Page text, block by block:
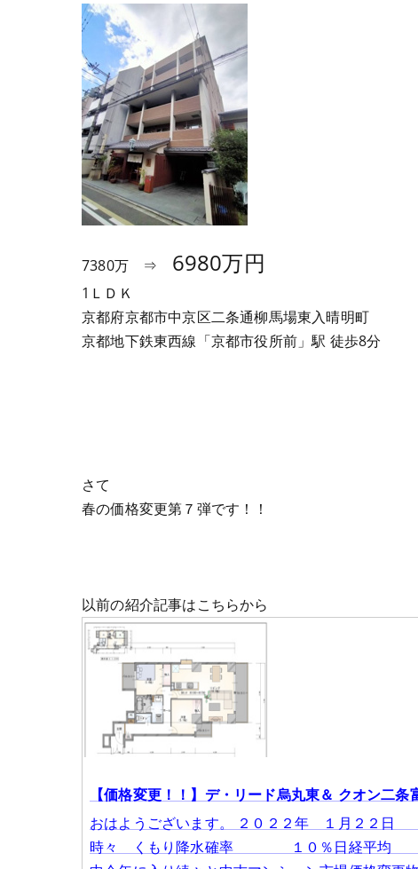
7380万 ⇒ 6980万円
1ＬＤＫ
京都府京都市中京区二条通柳馬場東入晴明町
京都地下鉄東西線「京都市役所前」駅 徒歩8分
さて
春の価格変更第７弾です！！
以前の紹介記事はこちらから
【価格変更！！】デ・リード烏丸東＆ クオン二条
おはようございます。 ２０２２年 １月２２
時々 くもり降水確率 １０％日経平均